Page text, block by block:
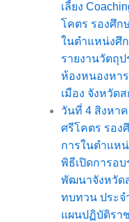
เลี้ยง
โคตร รองศึก
ในตำแหน่งศึ
รายงานวัตถุ
ห้องหนองหา
เมือง จังหวัด
วันที่ 4 สิงหาค
ศรีโคตร รอง
การในตำแห
พิธีเปิดการอ
พัฒนาจังหวัด
ทบทวน ประจ
แผนปฏิบัติรา